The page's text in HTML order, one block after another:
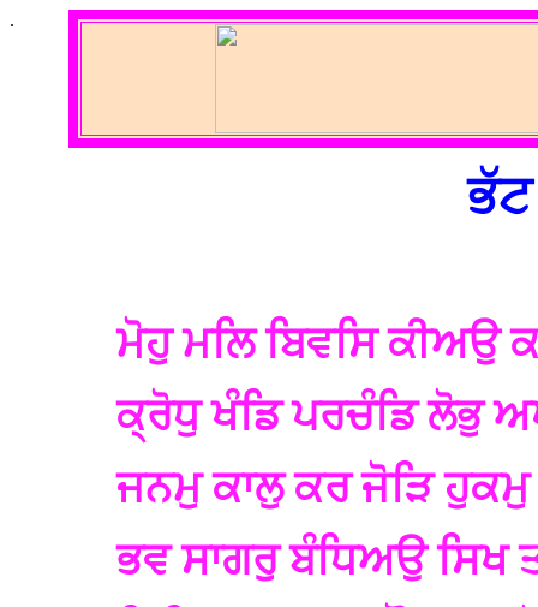
.
ਭੱਟ
ਮੋਹੁ ਮਲਿ ਬਿਵਸਿ ਕੀਅਉ
ਕ੍ਰੋਧੁ ਖੰਡਿ ਪਰਚੰਡਿ ਲੋਭੁ
ਜਨਮੁ ਕਾਲੁ ਕਰ ਜੋੜਿ
ਭਵ ਸਾਗਰੁ ਬੰਧਿਅਉ ਸਿਖ